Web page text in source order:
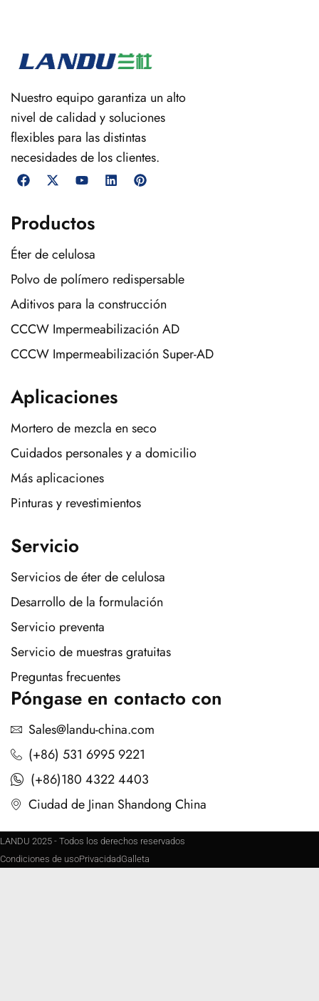
Nuestro equipo garantiza un alto
nivel de calidad y soluciones
flexibles para las distintas
necesidades de los clientes.
Productos
Éter de celulosa
Polvo de polímero redispersable
Aditivos para la construcción
CCCW Impermeabilización AD
CCCW Impermeabilización Super-AD
Aplicaciones
Mortero de mezcla en seco
Cuidados personales y a domicilio
Más aplicaciones
Pinturas y revestimientos
Servicio
Servicios de éter de celulosa
Desarrollo de la formulación
Servicio preventa
Servicio de muestras gratuitas
Preguntas frecuentes
Póngase en contacto con
Sales@landu-china.com
(+86) 531 6995 9221
(+86)180 4322 4403
Ciudad de Jinan Shandong China
LANDU 2025 - Todos los derechos reservados
Condiciones de usoPrivacidadGalleta